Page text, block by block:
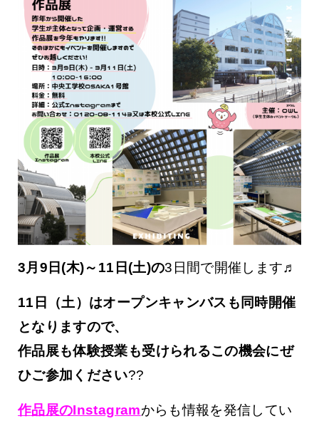
3月9日(木)～11日(土)の3日間で開催します♬
11日（土）はオープンキャンバスも同時開催
となりますので、
作品展も体験授業も受けられるこの機会にぜ
ひご参加ください??
作品展のInstagramからも情報を発信してい